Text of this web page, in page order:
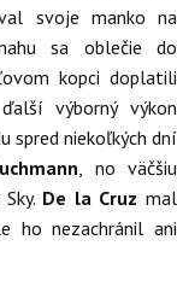
svoje manko na
sa oblečie do
kopci doplatili
výborný výkon
spred niekoľkých dní
, no väčšiu
De la Cruz mal
ho nezachránil ani